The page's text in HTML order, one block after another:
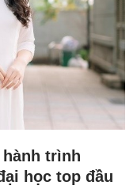
trình
học top đầu